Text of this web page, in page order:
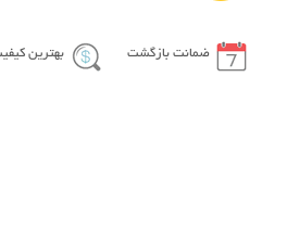
ضمانت بازگشت بهترین